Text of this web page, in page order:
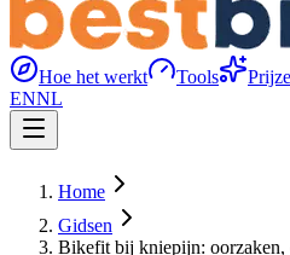
Hoe het werkt Tools
ENNL
Home
Gidsen
Bikefit bij kniepijn: oorzaken,